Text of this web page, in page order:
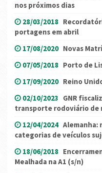
nos próximos dias
28/03/2018
portagens em abril
17/08/2020 Novas
07/05/2018 Porto de
17/09/2020 Reino
02/10/2023 GNR
transporte rodoviário de
12/04/2024 Alemanha:
categorias de veículos
18/06/2018
Mealhada na A1 (s/n)